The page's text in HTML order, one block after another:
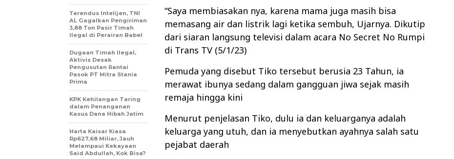
“Saya membiasakan nya, karena mama juga masih bisa
memasang air dan listrik lagi ketika sembuh, Ujarnya. Dikutip
dari siaran langsung televisi dalam acara No Secret No Rumpi
di Trans TV (5/1/23)
Pemuda yang disebut Tiko tersebut berusia 23 Tahun, ia
merawat ibunya sedang dalam gangguan jiwa sejak masih
remaja hingga kini
Menurut penjelasan Tiko, dulu ia dan keluarganya adalah
keluarga yang utuh, dan ia menyebutkan ayahnya salah satu
pejabat daerah
Terendus Intelijen, TNI
AL Gagalkan Pengiriman
3,88 Ton Pasir Timah
Ilegal di Perairan Babel
Dugaan Timah Ilegal,
Aktivis Desak
Pengusutan Rantai
Pasok PT Mitra Stania
Prima
KPK Kehilangan Taring
dalam Penanganan
Kasus Dana Hibah Jatim
Harta Kaisar Kiasa
Rp627,68 Miliar, Jauh
Melampaui Kekayaan
Said Abdullah, Kok Bisa?